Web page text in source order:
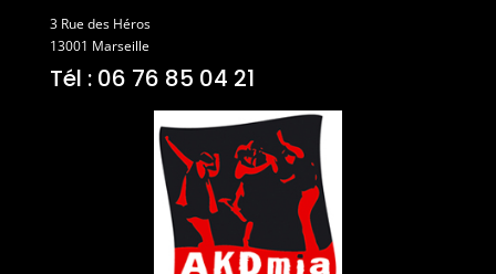
3 Rue des Héros
13001 Marseille
Tél : 06 76 85 04 21